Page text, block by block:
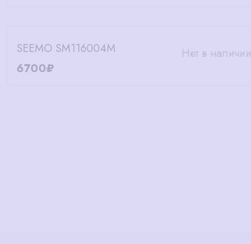
SEEMO SM116004M
6700₽
Нет в наличии